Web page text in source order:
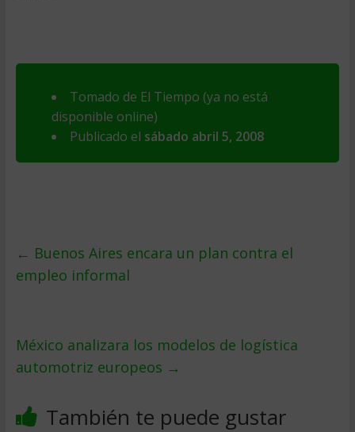
Tomado de El Tiempo (ya no está
disponible online)
Publicado el sábado abril 5, 2008
← Buenos Aires encara un plan contra el
empleo informal
México analizara los modelos de logí­stica
automotriz europeos →
También te puede gustar